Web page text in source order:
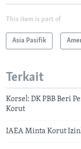
This item is part of
Asia Pasifik
Terkait
Korsel: DK PBB Beri
Korut
IAEA Minta Korut